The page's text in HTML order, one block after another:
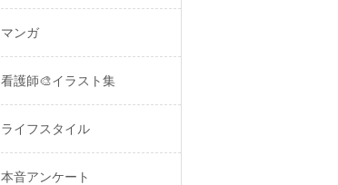
マンガ
看護師🎨イラスト集
ライフスタイル
本音アンケート